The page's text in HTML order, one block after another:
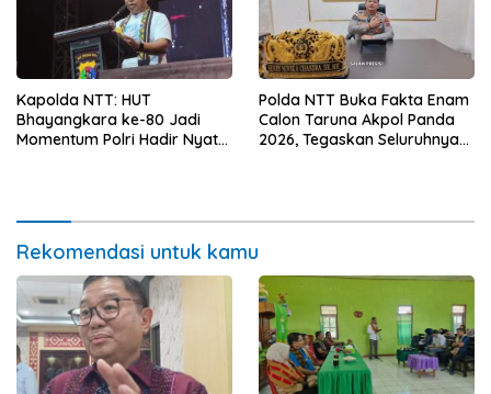
Kapolda NTT: HUT
Bhayangkara ke-80 Jadi
Momentum Polri Hadir Nyata
Polda NTT Buka Fakta Enam
Calon Taruna Akpol Panda
2026, Tegaskan Seluruhnya
Rekomendasi untuk kamu